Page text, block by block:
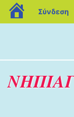
blogs.sch.gr
Σύνδεση